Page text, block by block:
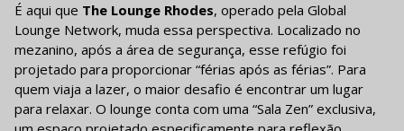
É aqui que The Lounge Rhodes, operado pela Global
Lounge Network, muda essa perspectiva. Localizado no
mezanino, após a área de segurança, esse refúgio foi
projetado para proporcionar “férias após as férias”. Para
quem viaja a lazer, o maior desafio é encontrar um lugar
para relaxar. O lounge conta com uma “Sala Zen” exclusiva,